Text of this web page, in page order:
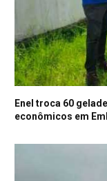
Enel troca 60
econômicos em